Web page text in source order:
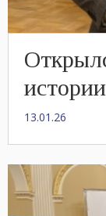
13.01.26